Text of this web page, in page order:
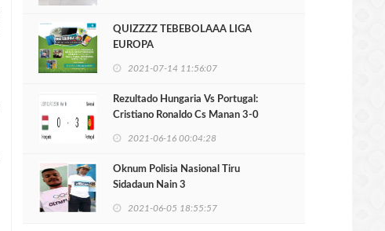
QUIZZZZ TEBEBOLAAA LIGA
EUROPA
2021-07-14 11:56:07
Rezultado Hungaria Vs Portugal:
Cristiano Ronaldo Cs Manan 3-0
2021-06-16 00:04:28
Oknum Polisia Nasional Tiru
Sidadaun Nain 3
2021-06-05 18:55:57